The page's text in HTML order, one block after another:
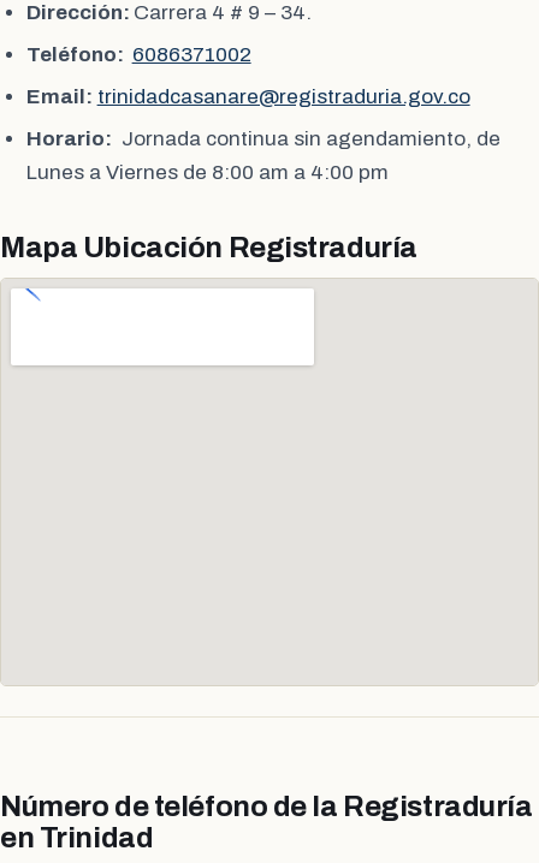
Dirección: Carrera 4 # 9 – 34.
Teléfono: 6086371002
Email: trinidadcasanare@registraduria.gov.co
Horario: Jornada continua sin agendamiento, de
Lunes a Viernes de 8:00 am a 4:00 pm
Mapa Ubicación Registraduría
Número de teléfono de la Registraduría
en Trinidad